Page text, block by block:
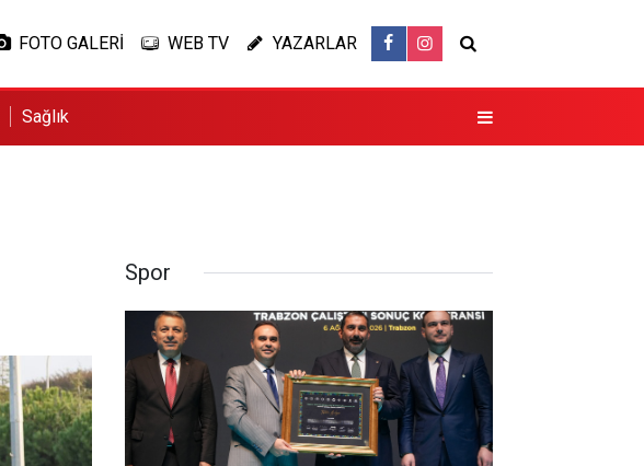
FOTO GALERİ WEB TV YAZARLAR
Sağlık
Spor